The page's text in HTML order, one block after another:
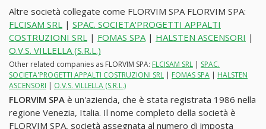
Altre società collegate come FLORVIM SPA FLORVIM SPA:
FLCISAM SRL | SPAC. SOCIETA'PROGETTI APPALTI
COSTRUZIONI SRL | FOMAS SPA | HALSTEN ASCENSORI |
O.V.S. VILLELLA (S.R.L.)
Other related companies as FLORVIM SPA: FLCISAM SRL | SPAC.
SOCIETA'PROGETTI APPALTI COSTRUZIONI SRL | FOMAS SPA | HALSTEN
ASCENSORI | O.V.S. VILLELLA (S.R.L.)
FLORVIM SPA è un'azienda, che è stata registrata 1986 nella
regione Venezia, Italia. Il nome completo della società è
FLORVIM SPA, società assegnata al numero di imposta